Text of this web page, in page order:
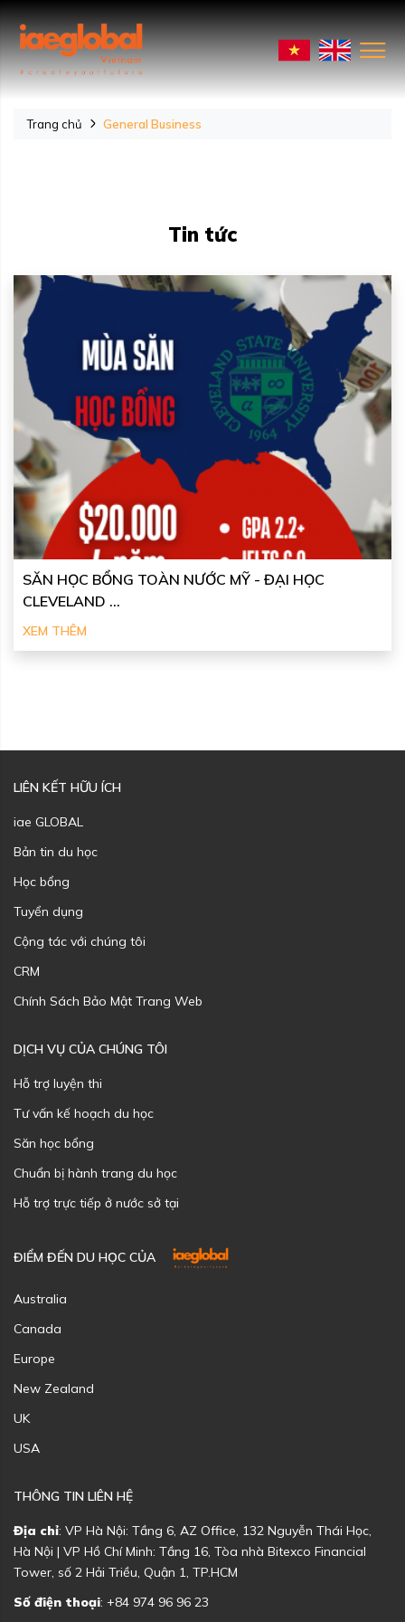
Trang chủ General Business
Tin tức
SĂN HỌC BỔNG TOÀN NƯỚC MỸ - ĐẠI HỌC
CLEVELAND ...
XEM THÊM
LIÊN KẾT HỮU ÍCH
iae GLOBAL
Bản tin du học
Học bổng
Tuyển dụng
Cộng tác với chúng tôi
CRM
Chính Sách Bảo Mật Trang Web
DỊCH VỤ CỦA CHÚNG TÔI
Hỗ trợ luyện thi
Tư vấn kế hoạch du học
Săn học bổng
Chuẩn bị hành trang du học
Hỗ trợ trực tiếp ở nước sở tại
ĐIỂM ĐẾN DU HỌC CỦA
Australia
Canada
Europe
New Zealand
UK
USA
THÔNG TIN LIÊN HỆ
Địa chỉ: VP Hà Nội: Tầng 6, AZ Office, 132 Nguyễn Thái Học,
Hà Nội | VP Hồ Chí Minh: Tầng 16, Tòa nhà Bitexco Financial
Tower, số 2 Hải Triều, Quận 1, TP.HCM
Số điện thoại: +84 974 96 96 23